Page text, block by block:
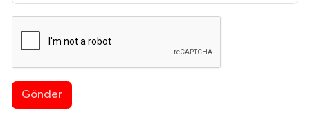
Gönder